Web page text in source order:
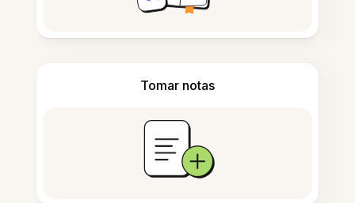
Tomar notas